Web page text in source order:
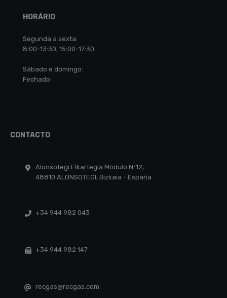
HORÁRIO
Segunda a sexta:
8:00-13:30, 15:00-17:30
Sábado e domingo:
Fechado
CONTACTO
Alonsotegi Elkartegia Módulo Nº12,
48810 ALONSOTEGI, Bizkaia - España
+34 944 982 043
+34 944 982 147
recgas@recgas.com